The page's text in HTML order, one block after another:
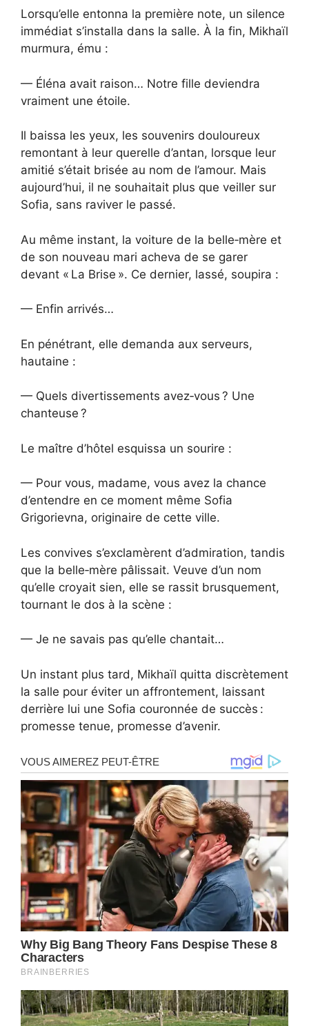
Lorsqu’elle entonna la première note, un silence
immédiat s’installa dans la salle. À la fin, Mikhaïl
murmura, ému :
— Éléna avait raison… Notre fille deviendra
vraiment une étoile.
Il baissa les yeux, les souvenirs douloureux
remontant à leur querelle d’antan, lorsque leur
amitié s’était brisée au nom de l’amour. Mais
aujourd’hui, il ne souhaitait plus que veiller sur
Sofia, sans raviver le passé.
Au même instant, la voiture de la belle‑mère et
de son nouveau mari acheva de se garer
devant « La Brise ». Ce dernier, lassé, soupira :
— Enfin arrivés…
En pénétrant, elle demanda aux serveurs,
hautaine :
— Quels divertissements avez‑vous ? Une
chanteuse ?
Le maître d’hôtel esquissa un sourire :
— Pour vous, madame, vous avez la chance
d’entendre en ce moment même Sofia
Grigorievna, originaire de cette ville.
Les convives s’exclamèrent d’admiration, tandis
que la belle‑mère pâlissait. Veuve d’un nom
qu’elle croyait sien, elle se rassit brusquement,
tournant le dos à la scène :
— Je ne savais pas qu’elle chantait…
Un instant plus tard, Mikhaïl quitta discrètement
la salle pour éviter un affrontement, laissant
derrière lui une Sofia couronnée de succès :
promesse tenue, promesse d’avenir.